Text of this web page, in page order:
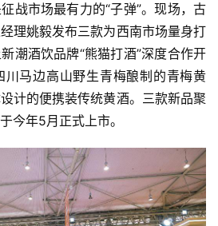
战市场最有力的“子弹”。现场，古
理姚毅发布三款为西南市场量身打
潮酒饮品牌“熊猫打酒”深度合作开
川马边高山野生青梅酿制的青梅黄
计的便携装传统黄酒。三款新品聚
今年5月正式上市。